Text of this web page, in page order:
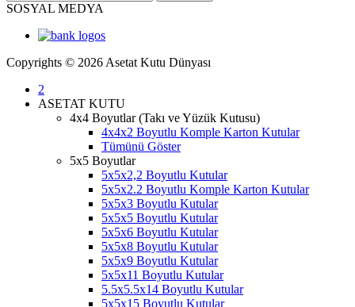
SOSYAL MEDYA
Copyrights © 2026 Asetat Kutu Dünyası
2
ASETAT KUTU
4x4 Boyutlar (Takı ve Yüzük Kutusu)
4x4x2 Boyutlu Komple Karton Kutular
Tümünü Göster
5x5 Boyutlar
5x5x2,2 Boyutlu Kutular
5x5x2.2 Boyutlu Komple Karton Kutular
5x5x3 Boyutlu Kutular
5x5x5 Boyutlu Kutular
5x5x6 Boyutlu Kutular
5x5x8 Boyutlu Kutular
5x5x9 Boyutlu Kutular
5x5x11 Boyutlu Kutular
5.5x5.5x14 Boyutlu Kutular
5x5x15 Boyutlu Kutular